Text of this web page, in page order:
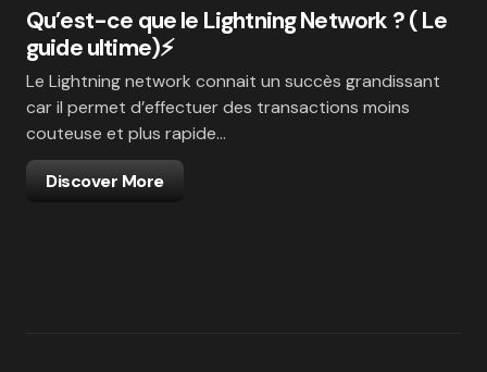
Qu’est-ce que le Lightning Network ? ( Le
guide ultime)⚡
Le Lightning network connait un succès grandissant
car il permet d’effectuer des transactions moins
couteuse et plus rapide…
Discover More